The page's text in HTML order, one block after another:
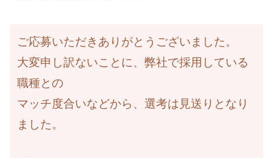
ご応募いただきありがとうございました。
大変申し訳ないことに、弊社で採用している
職種との
マッチ度合いなどから、選考は見送りとなり
ました。